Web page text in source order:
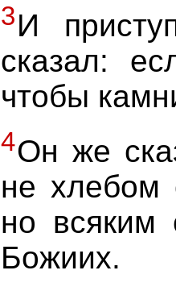
3И
сказал:
чтобы
4Он же
не хлебом
но всяким
Божиих.